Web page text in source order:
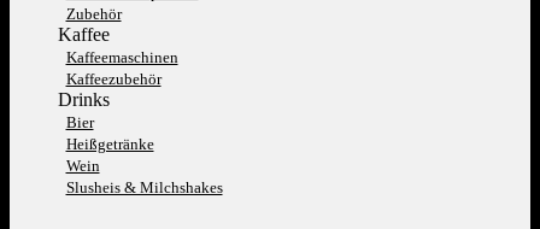
Zubehör
Kaffee
Kaffeemaschinen
Kaffeezubehör
Drinks
Bier
Heißgetränke
Wein
Slusheis & Milchshakes